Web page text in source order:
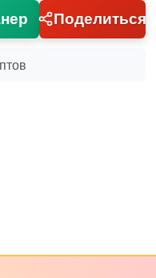
Поделиться